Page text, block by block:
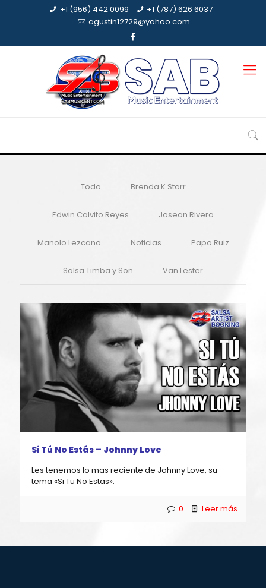
+1 (956) 442 0099
+1 (787) 626 6037
agustin12729@yahoo.com
Todo Brenda K Starr
Edwin Calvito Reyes Josean Rivera
Manolo Lezcano Noticias Papo Ruiz
Salsa Timba y Son Van Lester
Si Tú No Estás – Johnny Love
Les tenemos lo mas reciente de Johnny Love, su
tema «Si Tu No Estas».
0 Leer más